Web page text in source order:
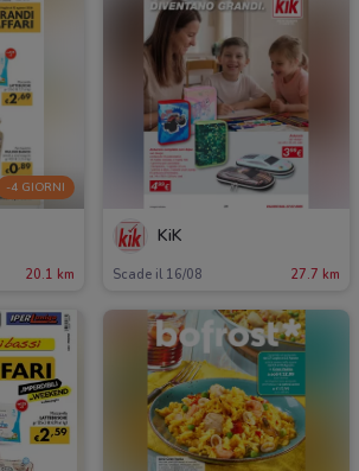
-4 GIORNI
20.1 km
KiK
Scade il 16/08 27.7 km